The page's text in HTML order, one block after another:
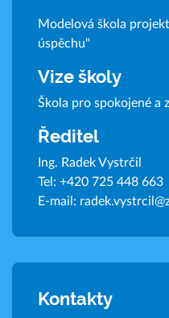
Modelová škola
úspěchu"
Vize školy
Škola pro spokojené a
Ředitel
Ing. Radek Vystrčil
Tel: +420 725 448 663
E-mail:
Kontakty